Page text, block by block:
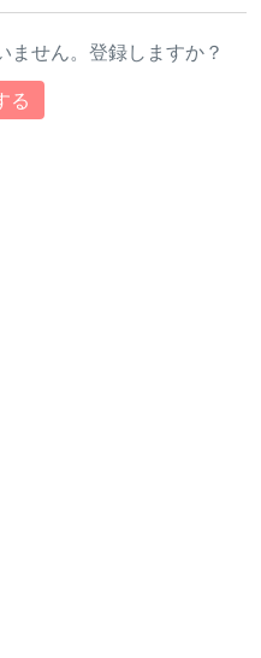
ません。登録しますか？
る